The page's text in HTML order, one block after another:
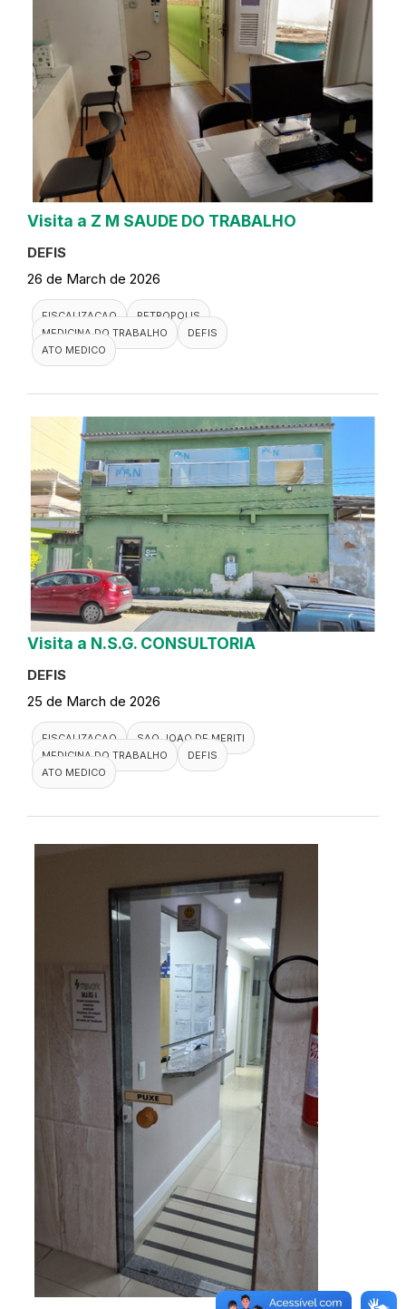
Visita a Z M SAUDE DO TRABALHO
DEFIS
26 de March de 2026
FISCALIZACAO
PETROPOLIS
MEDICINA DO TRABALHO
DEFIS
ATO MEDICO
Visita a N.S.G. CONSULTORIA
DEFIS
25 de March de 2026
FISCALIZACAO
SAO JOAO DE MERITI
MEDICINA DO TRABALHO
DEFIS
ATO MEDICO